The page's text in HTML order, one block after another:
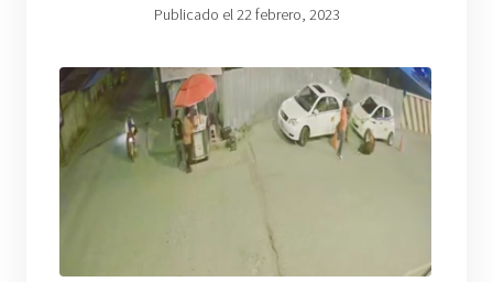
Publicado el 22 febrero, 2023